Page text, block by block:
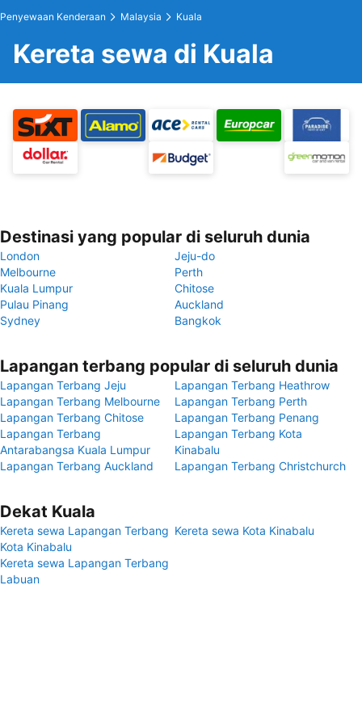
Penyewaan Kenderaan Malaysia Kuala
Kereta sewa di Kuala
Destinasi yang popular di seluruh dunia
London
Jeju-do
Melbourne
Perth
Kuala Lumpur
Chitose
Pulau Pinang
Auckland
Sydney
Bangkok
Lapangan terbang popular di seluruh dunia
Lapangan Terbang Jeju
Lapangan Terbang Heathrow
Lapangan Terbang Melbourne
Lapangan Terbang Perth
Lapangan Terbang Chitose
Lapangan Terbang Penang
Lapangan Terbang
Antarabangsa Kuala Lumpur
Lapangan Terbang Kota
Kinabalu
Lapangan Terbang Auckland
Lapangan Terbang Christchurch
Dekat Kuala
Kereta sewa Lapangan Terbang
Kota Kinabalu
Kereta sewa Kota Kinabalu
Kereta sewa Lapangan Terbang
Labuan